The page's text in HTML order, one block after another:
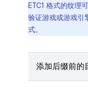
ETC1 格式的纹理
验证游戏或游戏引
式。
添加后缀前的